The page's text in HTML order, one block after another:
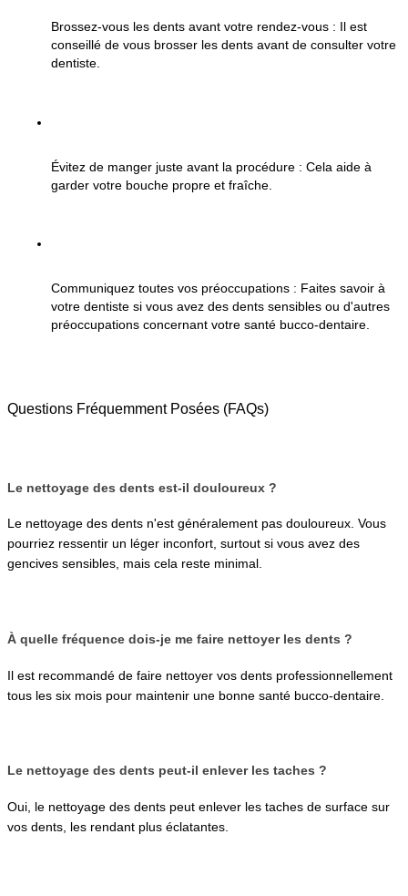
Brossez-vous les dents avant votre rendez-vous : Il est
conseillé de vous brosser les dents avant de consulter votre
dentiste.
Évitez de manger juste avant la procédure : Cela aide à
garder votre bouche propre et fraîche.
Communiquez toutes vos préoccupations : Faites savoir à
votre dentiste si vous avez des dents sensibles ou d'autres
préoccupations concernant votre santé bucco-dentaire.
Questions Fréquemment Posées (FAQs)
Le nettoyage des dents est-il douloureux ?
Le nettoyage des dents n'est généralement pas douloureux. Vous
pourriez ressentir un léger inconfort, surtout si vous avez des
gencives sensibles, mais cela reste minimal.
À quelle fréquence dois-je me faire nettoyer les dents ?
Il est recommandé de faire nettoyer vos dents professionnellement
tous les six mois pour maintenir une bonne santé bucco-dentaire.
Le nettoyage des dents peut-il enlever les taches ?
Oui, le nettoyage des dents peut enlever les taches de surface sur
vos dents, les rendant plus éclatantes.